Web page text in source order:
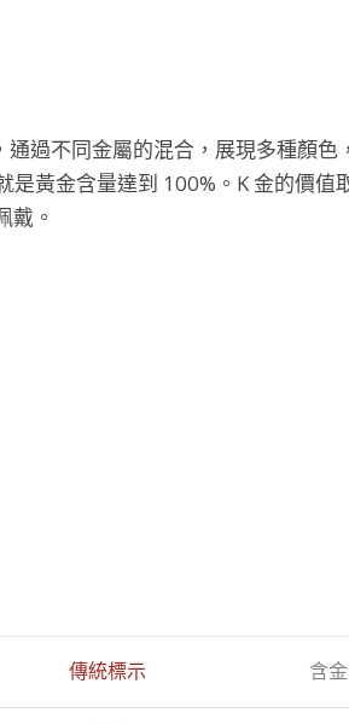
過不同金屬的混合，展現多種顏
黃金含量達到 100%。K 金的價值
戴。
傳統標示 含